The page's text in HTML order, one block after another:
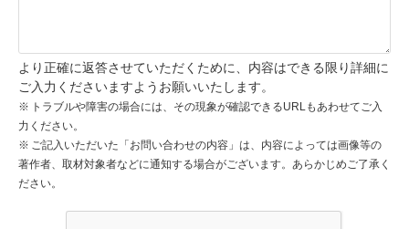
より正確に返答させていただくために、内容はできる限り詳細に
ご入力くださいますようお願いいたします。
トラブルや障害の場合には、その現象が確認できるURLもあわせてご入
力ください。
ご記入いただいた「お問い合わせの内容」は、内容によっては画像等の
著作者、取材対象者などに通知する場合がございます。あらかじめご了承く
ださい。